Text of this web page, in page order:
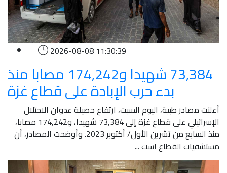
2026-08-08 11:30:39
73,384 شهيدا و174,242 مصابا منذ
بدء حرب الإبادة على قطاع غزة
أعلنت مصادر طبية، اليوم السبت، ارتفاع حصيلة عدوان الاحتلال
الإسرائيلي على قطاع غزة إلى 73,384 شهيدا، و174,242 مصابا،
منذ السابع من تشرين الأول/ أكتوبر 2023. وأوضحت المصادر، أن
مستشفيات القطاع است ...